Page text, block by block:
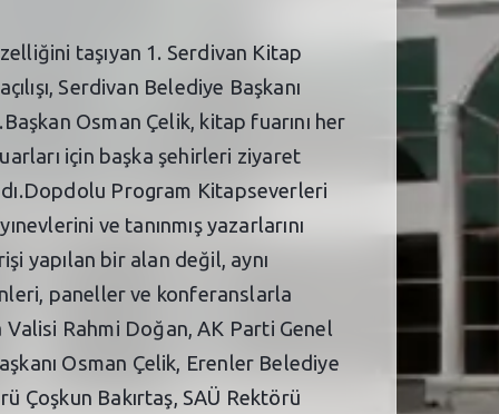
taşıyan 1. Serdivan Kitap
Serdivan Belediye Başkanı
Osman Çelik, kitap fuarını her
için başka şehirleri ziyaret
Program Kitapseverleri
ve tanınmış yazarlarını
yapılan bir alan değil, aynı
paneller ve konferanslarla
Rahmi Doğan, AK Parti Genel
Osman Çelik, Erenler Belediye
Çoşkun Bakırtaş, SAÜ Rektörü